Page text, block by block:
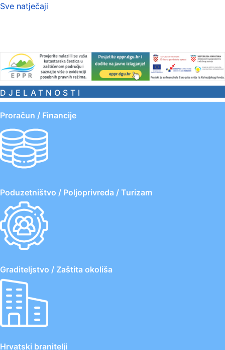
Sve natječaji
DJELATNOSTI
Proračun / Financije
Poduzetništvo / Poljoprivreda / Turizam
Graditeljstvo / Zaštita okoliša
Hrvatski branitelji